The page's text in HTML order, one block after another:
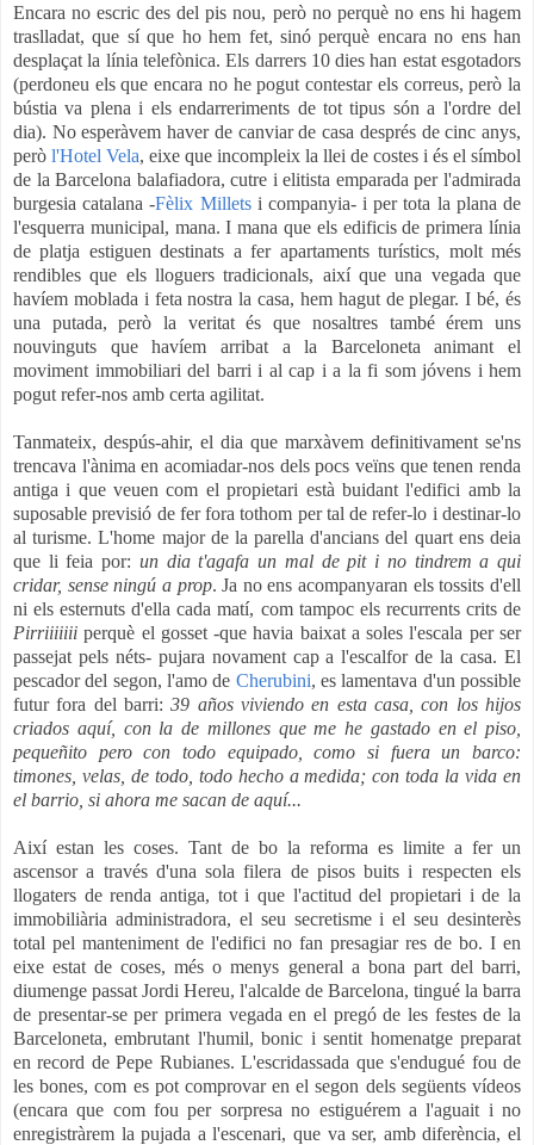
Encara no escric des del pis nou, però no perquè no ens hi hagem
traslladat, que sí que ho hem fet, sinó perquè encara no ens han
desplaçat la línia telefònica. Els darrers 10 dies han estat esgotadors
(perdoneu els que encara no he pogut contestar els correus, però la
bústia va plena i els endarreriments de tot tipus són a l'ordre del
dia). No esperàvem haver de canviar de casa després de cinc anys,
però l'Hotel Vela, eixe que incompleix la llei de costes i és el símbol
de la Barcelona balafiadora, cutre i elitista emparada per l'admirada
burgesia catalana -Fèlix Milletsi companyia- i per tota la plana de
l'esquerra municipal, mana. I mana que els edificis de primera línia
de platja estiguen destinats a fer apartaments turístics, molt més
rendibles que els lloguers tradicionals, així que una vegada que
havíem moblada i feta nostra la casa, hem hagut de plegar. I bé, és
una putada, però la veritat és que nosaltres també érem uns
nouvinguts que havíem arribat a la Barceloneta animant el
moviment immobiliari del barri i al cap i a la fi som jóvens i hem
pogut refer-nos amb certa agilitat.
Tanmateix, despús-ahir, el dia que marxàvem definitivament se'ns
trencava l'ànima en acomiadar-nos dels pocs veïns que tenen renda
antiga i que veuen com el propietari està buidant l'edifici amb la
suposable previsió de fer fora tothom per tal de refer-lo i destinar-lo
al turisme. L'home major de la parella d'ancians del quart ens deia
que li feia por: un dia t'agafa un mal de pit i no tindrem a qui
cridar, sense ningú a prop. Ja no ens acompanyaran els tossits d'ell
ni els esternuts d'ella cada matí, com tampoc els recurrents crits de
Pirriiiiiiiperquè el gosset -que havia baixat a soles l'escala per ser
passejat pels néts- pujara novament cap a l'escalfor de la casa. El
pescador del segon, l'amo de Cherubini, es lamentava d'un possible
futur fora del barri:39 años viviendo en esta casa, con los hijos
criados aquí, con la de millones que me he gastado en el piso,
pequeñito pero con todo equipado, como si fuera un barco:
timones, velas, de todo, todo hecho a medida; con toda la vida en
el barrio, si ahora me sacan de aquí...
Així estan les coses. Tant de bo la reforma es limite a fer un
ascensor a través d'una sola filera de pisos buits i respecten els
llogaters de renda antiga, tot i que l'actitud del propietari i de la
immobiliària administradora, el seu secretisme i el seu desinterès
total pel manteniment de l'edifici no fan presagiar res de bo. I en
eixe estat de coses, més o menys general a bona part del barri,
diumenge passat Jordi Hereu, l'alcalde de Barcelona, tingué la barra
de presentar-se per primera vegada en el pregó de les festes de la
Barceloneta, embrutant l'humil, bonic i sentit homenatge preparat
en record de Pepe Rubianes. L'escridassada que s'endugué fou de
les bones, com es pot comprovar en el segon dels següents vídeos
(encara que com fou per sorpresa no estiguérem a l'aguait i no
enregistràrem la pujada a l'escenari, que va ser, amb diferència, el